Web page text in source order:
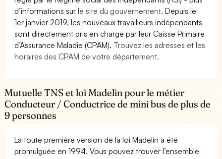
d’informations surle site du gouvernement. Depuis le
1er janvier 2019, les nouveaux travailleurs indépendants
sont directement pris en charge par leur Caisse Primaire
d’Assurance Maladie (CPAM). Trouvez les adresses et les
horaires des CPAM de votre département.
Mutuelle TNS et loi Madelin pour le métier
Conducteur / Conductrice de mini bus de plus de
9 personnes
La toute première version de la loi Madelin a été
promulguée en 1994. Vous pouvez trouver l’ensemble